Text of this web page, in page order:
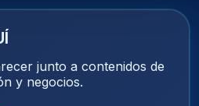
junto a contenidos de
y negocios.